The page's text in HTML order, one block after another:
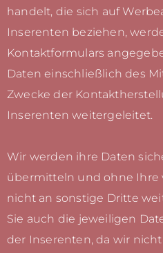
handelt, die sich auf
Inserenten beziehen,
Kontaktformulars
Daten einschließlich des
Zwecke der
Inserenten weitergeleitet.
Wir werden ihre Daten
übermitteln und ohne Ihre
nicht an sonstige Dritte
Sie auch die jeweiligen
der Inserenten, da wir